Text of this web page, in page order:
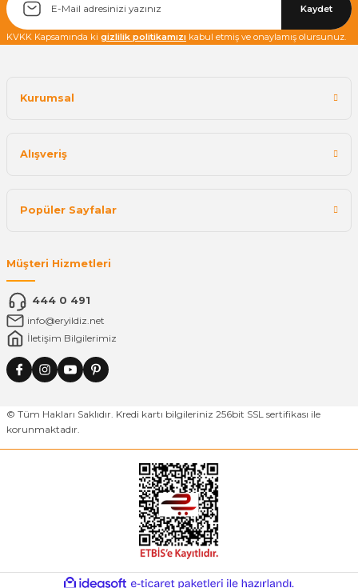
Kaydet
KVKK Kapsamında ki gizlilik politikamızı kabul etmiş ve onaylamış olursunuz.
Kurumsal
Alışveriş
Popüler Sayfalar
Müşteri Hizmetleri
444 0 491
info@eryildiz.net
İletişim Bilgilerimiz
© Tüm Hakları Saklıdır. Kredi kartı bilgileriniz 256bit SSL sertifikası ile
korunmaktadır.
ideasoft e-